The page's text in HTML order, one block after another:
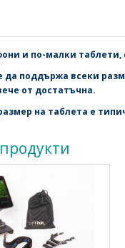
и по-малки
да поддържа всеки
от достатъчна.
на таблета е